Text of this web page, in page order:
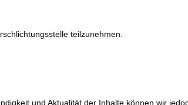
teilzunehmen.
und Aktualität der Inhalte können wir